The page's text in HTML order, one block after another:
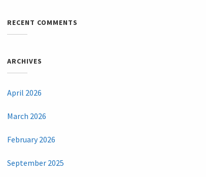
RECENT COMMENTS
ARCHIVES
April 2026
March 2026
February 2026
September 2025